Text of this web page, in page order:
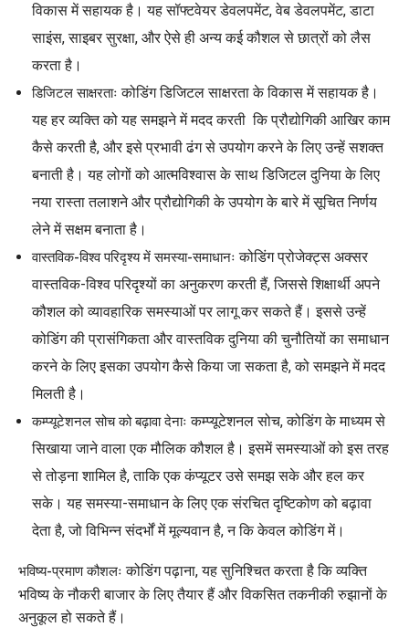
विकास में सहायक है। यह सॉफ्टवेयर डेवलपमेंट, वेब डेवलपमेंट, डाटा
साइंस, साइबर सुरक्षा, और ऐसे ही अन्य कई कौशल से छात्रों को लैस
करता है।
डिजिटल साक्षरताः कोडिंग डिजिटल साक्षरता के विकास में सहायक है।
यह हर व्यक्ति को यह समझने में मदद करती कि प्रौद्योगिकी आखिर काम
कैसे करती है, और इसे प्रभावी ढंग से उपयोग करने के लिए उन्हें सशक्त
बनाती है। यह लोगों को आत्मविश्वास के साथ डिजिटल दुनिया के लिए
नया रास्ता तलाशने और प्रौद्योगिकी के उपयोग के बारे में सूचित निर्णय
लेने में सक्षम बनाता है।
वास्तविक-विश्व परिदृश्य में समस्या-समाधानः कोडिंग प्रोजेक्ट्स अक्सर
वास्तविक-विश्व परिदृश्यों का अनुकरण करती हैं, जिससे शिक्षार्थी अपने
कौशल को व्यावहारिक समस्याओं पर लागू कर सकते हैं। इससे उन्हें
कोडिंग की प्रासंगिकता और वास्तविक दुनिया की चुनौतियों का समाधान
करने के लिए इसका उपयोग कैसे किया जा सकता है, को समझने में मदद
मिलती है।
कम्प्यूटेशनल सोच को बढ़ावा देनाः कम्प्यूटेशनल सोच, कोडिंग के माध्यम से
सिखाया जाने वाला एक मौलिक कौशल है। इसमें समस्याओं को इस तरह
से तोड़ना शामिल है, ताकि एक कंप्यूटर उसे समझ सके और हल कर
सके। यह समस्या-समाधान के लिए एक संरचित दृष्टिकोण को बढ़ावा
देता है, जो विभिन्न संदर्भों में मूल्यवान है, न कि केवल कोडिंग में।
भविष्य-प्रमाण कौशलः कोडिंग पढ़ाना, यह सुनिश्चित करता है कि व्यक्ति
भविष्य के नौकरी बाजार के लिए तैयार हैं और विकसित तकनीकी रुझानों के
अनुकूल हो सकते हैं।